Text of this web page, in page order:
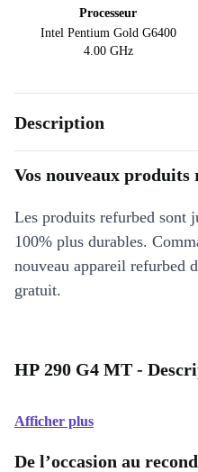
Processeur
Intel Pentium Gold G6400
4.00 GHz
Description
Vos nouveaux produits
Les produits refurbed sont
100% plus durables.
nouveau appareil refurbed
gratuit.
HP 290 G4 MT -
Afficher plus
De l’occasion au